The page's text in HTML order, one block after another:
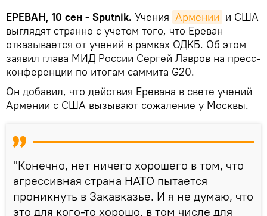
ЕРЕВАН, 10 сен - Sputnik. Учения Армении и США
выглядят странно с учетом того, что Ереван
отказывается от учений в рамках ОДКБ. Об этом
заявил глава МИД России Сергей Лавров на пресс-
конференции по итогам саммита G20.
Он добавил, что действия Еревана в свете учений
Армении с США вызывают сожаление у Москвы.
"Конечно, нет ничего хорошего в том, что
агрессивная страна НАТО пытается
проникнуть в Закавказье. И я не думаю, что
это для кого-то хорошо, в том числе для